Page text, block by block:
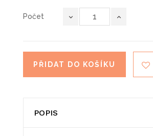
Počet
PŘIDAT DO KOŠÍKU
POPIS